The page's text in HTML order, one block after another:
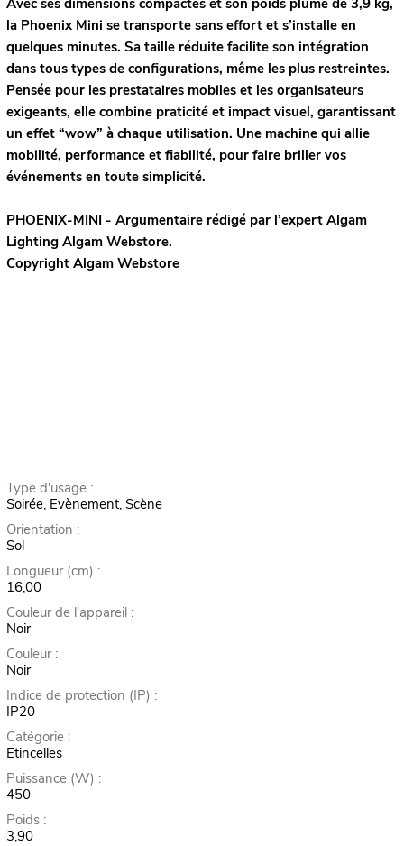
la Phoenix Mini se transporte sans effort et s’installe en
quelques minutes. Sa taille réduite facilite son intégration
dans tous types de configurations, même les plus restreintes.
Pensée pour les prestataires mobiles et les organisateurs
exigeants, elle combine praticité et impact visuel, garantissant
un effet “wow” à chaque utilisation. Une machine qui allie
mobilité, performance et fiabilité, pour faire briller vos
événements en toute simplicité.
PHOENIX-MINI - Argumentaire rédigé par l’expert Algam
LightingAlgam Webstore.
Copyright Algam Webstore
Type d'usage :
Soirée, Evènement, Scène
Orientation :
Sol
Longueur (cm) :
16,00
Couleur de l'appareil :
Noir
Couleur :
Noir
Indice de protection (IP) :
IP20
Catégorie :
Etincelles
Puissance (W) :
450
Poids :
3,90